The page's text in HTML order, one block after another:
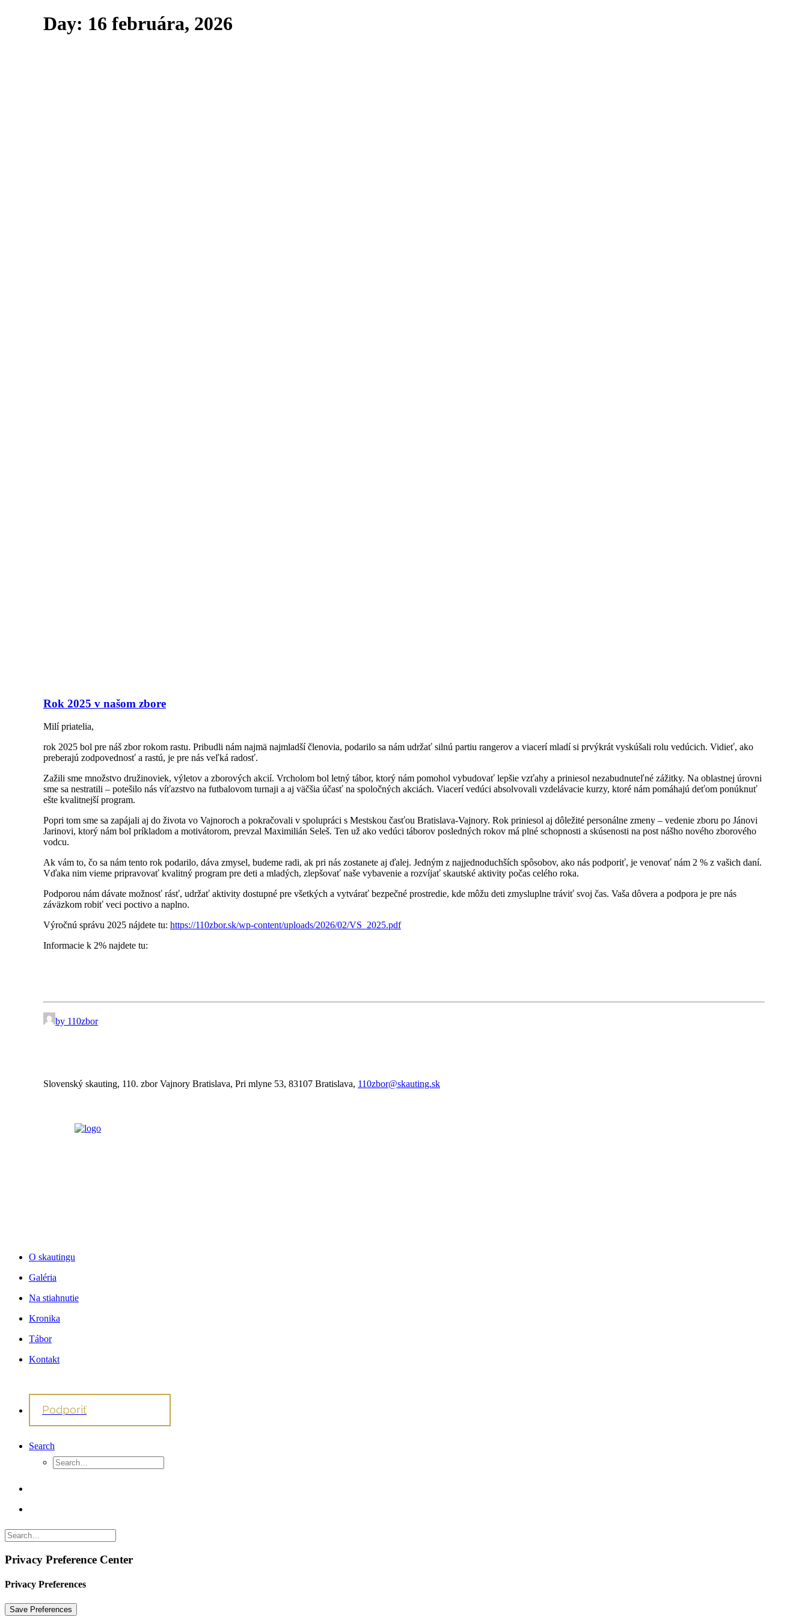
Day: 16 februára, 2026
Rok 2025 v našom zbore
Milí priatelia,
rok 2025 bol pre náš zbor rokom rastu. Pribudli nám najmä najmladší členovia, podarilo sa nám udržať silnú partiu rangerov a viacerí mladí si prvýkrát vyskúšali rolu vedúcich. Vidieť, ako
preberajú zodpovednosť a rastú, je pre nás veľká radosť.
Zažili sme množstvo družinoviek, výletov a zborových akcií. Vrcholom bol letný tábor, ktorý nám pomohol vybudovať lepšie vzťahy a priniesol nezabudnuteľné zážitky. Na oblastnej úrovni
sme sa nestratili – potešilo nás víťazstvo na futbalovom turnaji a aj väčšia účasť na spoločných akciách. Viacerí vedúci absolvovali vzdelávacie kurzy, ktoré nám pomáhajú deťom ponúknuť
ešte kvalitnejší program.
Popri tom sme sa zapájali aj do života vo Vajnoroch a pokračovali v spolupráci s Mestskou časťou Bratislava-Vajnory. Rok priniesol aj dôležité personálne zmeny – vedenie zboru po Jánovi
Jarinovi, ktorý nám bol príkladom a motivátorom, prevzal Maximilián Seleš. Ten už ako vedúci táborov posledných rokov má plné schopnosti a skúsenosti na post nášho nového zborového
vodcu.
Ak vám to, čo sa nám tento rok podarilo, dáva zmysel, budeme radi, ak pri nás zostanete aj ďalej. Jedným z najjednoduchších spôsobov, ako nás podporiť, je venovať nám 2 % z vašich daní.
Vďaka nim vieme pripravovať kvalitný program pre deti a mladých, zlepšovať naše vybavenie a rozvíjať skautské aktivity počas celého roka.
Podporou nám dávate možnosť rásť, udržať aktivity dostupné pre všetkých a vytvárať bezpečné prostredie, kde môžu deti zmysluplne tráviť svoj čas. Vaša dôvera a podpora je pre nás
záväzkom robiť veci poctivo a naplno.
Výročnú správu 2025 nájdete tu: https://110zbor.sk/wp-content/uploads/2026/02/VS_2025.pdf
Informacie k 2% najdete tu:
by 110zbor
Slovenský skauting, 110. zbor Vajnory Bratislava, Pri mlyne 53, 83107 Bratislava, 110zbor@skauting.sk
O skautingu
Galéria
Na stiahnutie
Kronika
Tábor
Kontakt
Podporiť
Search
Privacy Preference Center
Privacy Preferences